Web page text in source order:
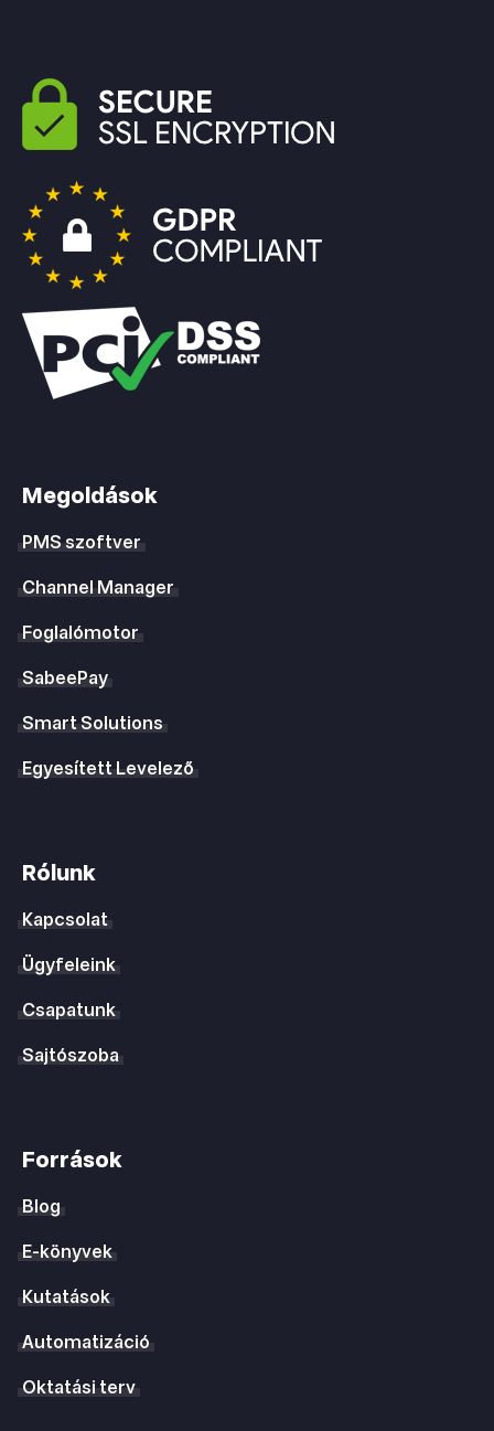
Megoldások
PMS szoftver
Channel Manager
Foglalómotor
SabeePay
Smart Solutions
Egyesített Levelező
Rólunk
Kapcsolat
Ügyfeleink
Csapatunk
Sajtószoba
Források
Blog
E-könyvek
Kutatások
Automatizáció
Oktatási terv